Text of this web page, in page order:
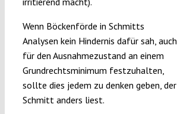
Wenn Böckenförde in Schmitts
Analysen kein Hindernis dafür sah, auch
für den Ausnahmezustand an einem
Grundrechtsminimum festzuhalten,
sollte dies jedem zu denken geben, der
Schmitt anders liest.